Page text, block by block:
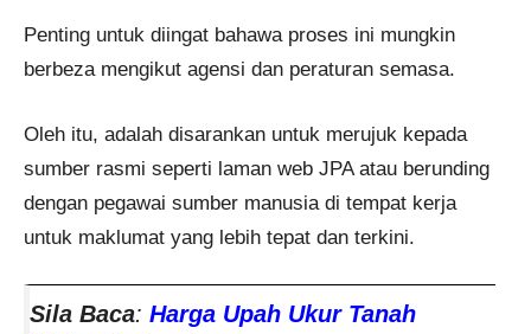
Penting untuk diingat bahawa proses ini mungkin
berbeza mengikut agensi dan peraturan semasa.
Oleh itu, adalah disarankan untuk merujuk kepada
sumber rasmi seperti laman web JPA atau berunding
dengan pegawai sumber manusia di tempat kerja
untuk maklumat yang lebih tepat dan terkini.
Sila Baca: Harga Upah Ukur Tanah